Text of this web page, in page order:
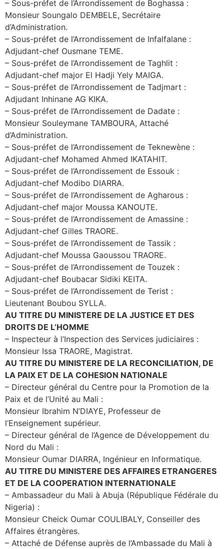
– Sous-préfet de l’Arrondissement de Boghassa :
Monsieur Soungalo DEMBELE, Secrétaire
d’Administration.
– Sous-préfet de l’Arrondissement de Infalfalane :
Adjudant-chef Ousmane TEME.
– Sous-préfet de l’Arrondissement de Taghlit :
Adjudant-chef major El Hadji Yely MAIGA.
– Sous-préfet de l’Arrondissement de Tadjmart :
Adjudant Inhinane AG KIKA.
– Sous-préfet de l’Arrondissement de Dadate :
Monsieur Souleymane TAMBOURA, Attaché
d’Administration.
– Sous-préfet de l’Arrondissement de Teknewène :
Adjudant-chef Mohamed Ahmed IKATAHIT.
– Sous-préfet de l’Arrondissement de Essouk :
Adjudant-chef Modibo DIARRA.
– Sous-préfet de l’Arrondissement de Agharous :
Adjudant-chef major Moussa KANOUTE.
– Sous-préfet de l’Arrondissement de Amassine :
Adjudant-chef Gilles TRAORE.
– Sous-préfet de l’Arrondissement de Tassik :
Adjudant-chef Moussa Gaoussou TRAORE.
– Sous-préfet de l’Arrondissement de Touzek :
Adjudant-chef Boubacar Sidiki KEITA.
– Sous-préfet de l’Arrondissement de Terist :
Lieutenant Boubou SYLLA.
AU TITRE DU MINISTERE DE LA JUSTICE ET DES
DROITS DE L’HOMME
– Inspecteur à l’Inspection des Services judiciaires :
Monsieur Issa TRAORE, Magistrat.
AU TITRE DU MINISTERE DE LA RECONCILIATION, DE
LA PAIX ET DE LA COHESION NATIONALE
– Directeur général du Centre pour la Promotion de la
Paix et de l’Unité au Mali :
Monsieur Ibrahim N’DIAYE, Professeur de
l’Enseignement supérieur.
– Directeur général de l’Agence de Développement du
Nord du Mali :
Monsieur Oumar DIARRA, Ingénieur en Informatique.
AU TITRE DU MINISTERE DES AFFAIRES ETRANGERES
ET DE LA COOPERATION INTERNATIONALE
– Ambassadeur du Mali à Abuja (République Fédérale du
Nigeria) :
Monsieur Cheick Oumar COULIBALY, Conseiller des
Affaires étrangères.
– Attaché de Défense auprès de l’Ambassade du Mali à